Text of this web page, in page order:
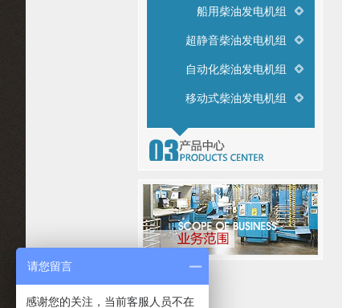
船用柴油发电机组
超静音柴油发电机组
自动化柴油发电机组
移动式柴油发电机组
请您留言
感谢您的关注，当前客服人员不在